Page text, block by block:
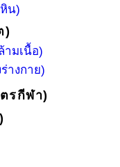
น)
)
ามเนื้อ)
างกาย)
รกีฬา)